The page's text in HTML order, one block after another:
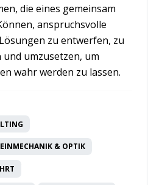
die eines gemeinsam
anspruchsvolle
zu entwerfen, zu
umzusetzen, um
wahr werden zu lassen.
& OPTIK